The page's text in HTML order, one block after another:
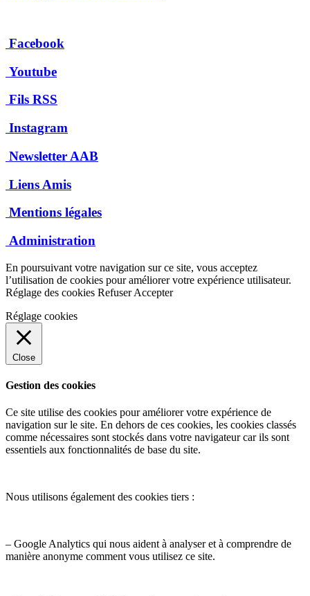
Facebook
Youtube
Fils RSS
Instagram
Newsletter AAB
Liens Amis
Mentions légales
Administration
En poursuivant votre navigation sur ce site, vous acceptez
l’utilisation de cookies pour améliorer votre expérience utilisateur.
Réglage des cookies Refuser Accepter
Réglage cookies
Close
Gestion des cookies
Ce site utilise des cookies pour améliorer votre expérience de
navigation sur le site. En dehors de ces cookies, les cookies classés
comme nécessaires sont stockés dans votre navigateur car ils sont
essentiels aux fonctionnalités de base du site.
Nous utilisons également des cookies tiers :
– Google Analytics qui nous aident à analyser et à comprendre de
manière anonyme comment vous utilisez ce site.